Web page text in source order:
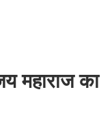
महाराज का